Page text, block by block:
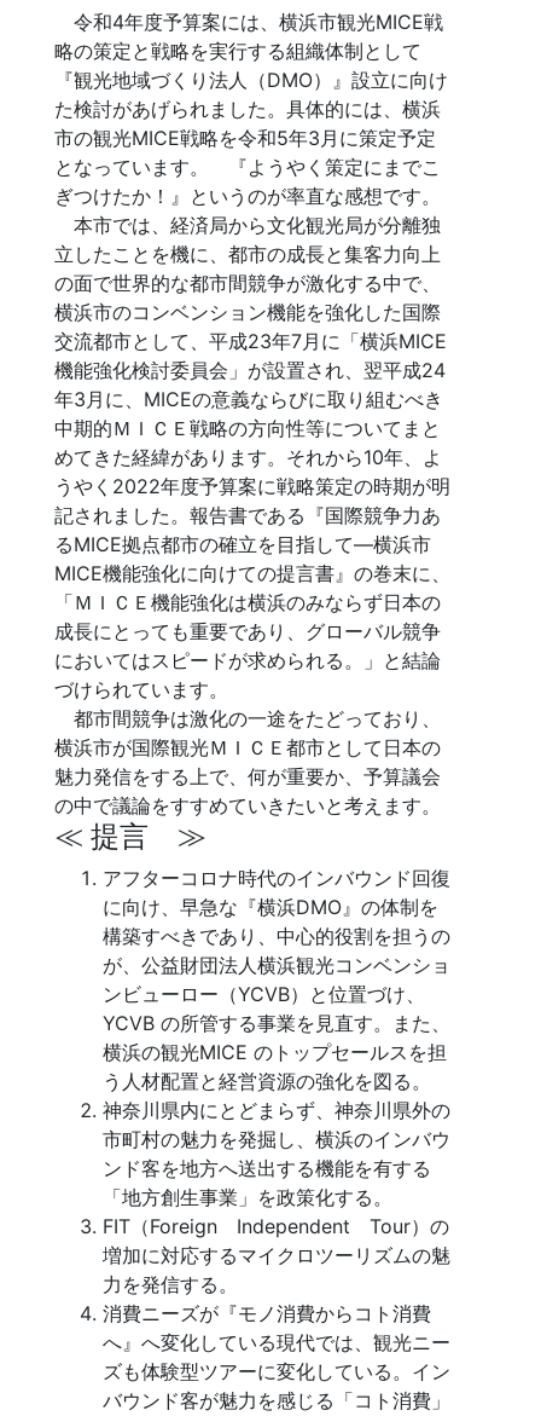
令和4年度予算案には、横浜市観光MICE戦
略の策定と戦略を実行する組織体制として
『観光地域づくり法人（DMO）』設立に向け
た検討があげられました。具体的には、横浜
市の観光MICE戦略を令和5年3月に策定予定
となっています。 『ようやく策定にまでこ
ぎつけたか！』というのが率直な感想です。
本市では、経済局から文化観光局が分離独
立したことを機に、都市の成長と集客力向上
の面で世界的な都市間競争が激化する中で、
横浜市のコンベンション機能を強化した国際
交流都市として、平成23年7月に「横浜MICE
機能強化検討委員会」が設置され、翌平成24
年3月に、MICEの意義ならびに取り組むべき
中期的ＭＩＣＥ戦略の方向性等についてまと
めてきた経緯があります。それから10年、よ
うやく2022年度予算案に戦略策定の時期が明
記されました。報告書である『国際競争力あ
るMICE拠点都市の確立を目指して―横浜市
MICE機能強化に向けての提言書』の巻末に、
「ＭＩＣＥ機能強化は横浜のみならず日本の
成長にとっても重要であり、グローバル競争
においてはスピードが求められる。」と結論
づけられています。
都市間競争は激化の一途をたどっており、
横浜市が国際観光ＭＩＣＥ都市として日本の
魅力発信をする上で、何が重要か、予算議会
の中で議論をすすめていきたいと考えます。
≪ 提言 ≫
アフターコロナ時代のインバウンド回復
に向け、早急な『横浜DMO』の体制を
構築すべきであり、中心的役割を担うの
が、公益財団法人横浜観光コンベンショ
ンビューロー（YCVB）と位置づけ、
YCVB の所管する事業を見直す。また、
横浜の観光MICE のトップセールスを担
う人材配置と経営資源の強化を図る。
神奈川県内にとどまらず、神奈川県外の
市町村の魅力を発掘し、横浜のインバウ
ンド客を地方へ送出する機能を有する
「地方創生事業」を政策化する。
FIT（Foreign Independent Tour）の
増加に対応するマイクロツーリズムの魅
力を発信する。
消費ニーズが『モノ消費からコト消費
へ』へ変化している現代では、観光ニー
ズも体験型ツアーに変化している。イン
バウンド客が魅力を感じる「コト消費」